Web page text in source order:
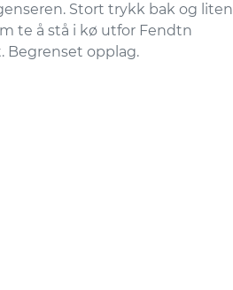
Stort trykk bak og liten
te å stå i kø utfor Fendtn
Begrenset opplag.